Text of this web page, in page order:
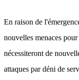
En raison de
nouvelles menaces
nécessiteront de
attaques par déni de